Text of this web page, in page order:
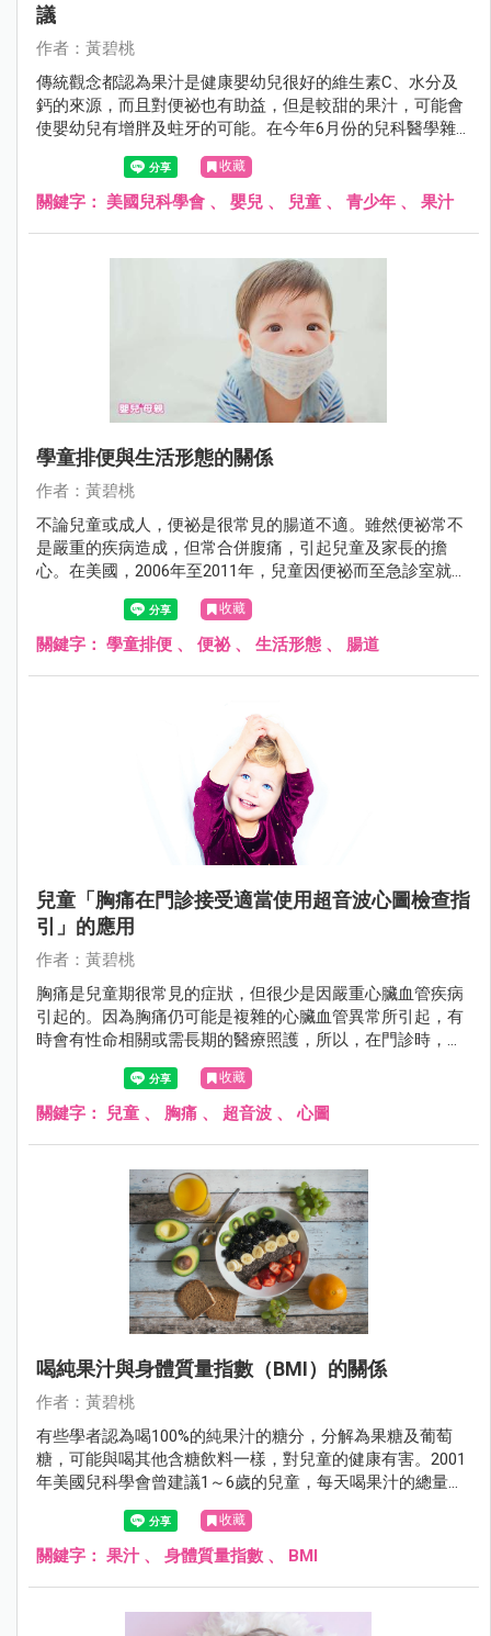
議
作者：黃碧桃
傳統觀念都認為果汁是健康嬰幼兒很好的維生素C、水分及
鈣的來源，而且對便祕也有助益，但是較甜的果汁，可能會
使嬰幼兒有增胖及蛀牙的可能。在今年6月份的兒科醫學雜
誌，美國兒科醫學會提出最新的建議。
收藏
關鍵字： 美國兒科學會 、 嬰兒 、 兒童 、 青少年 、 果汁
學童排便與生活形態的關係
作者：黃碧桃
不論兒童或成人，便祕是很常見的腸道不適。雖然便祕常不
是嚴重的疾病造成，但常合併腹痛，引起兒童及家長的擔
心。在美國，2006年至2011年，兒童因便祕而至急診室就醫
的人數增加了41.5%。約有25%的兒童，其便祕症狀會持續到
20歲。以前認為便祕的可能原因包括基因遺傳、心理壓力、
故意不願排便、纖維食物攝取不足、缺乏運動、較低的社經
收藏
關鍵字： 學童排便 、 便祕、 生活形態 、 腸道
兒童「胸痛在門診接受適當使用超音波心圖檢查指
引」的應用
作者：黃碧桃
胸痛是兒童期很常見的症狀，但很少是因嚴重心臟血管疾病
引起的。因為胸痛仍可能是複雜的心臟血管異常所引起，有
時會有性命相關或需長期的醫療照護，所以，在門診時，兒
童因胸痛來求診，醫師也會做許多檢查，包括心電圖，胸部
X光及超音波心圖等，以探查胸痛的原因。
收藏
關鍵字： 兒童 、 胸痛 、 超音波 、心圖
喝純果汁與身體質量指數（BMI）的關係
作者：黃碧桃
有些學者認為喝100%的純果汁的糖分，分解為果糖及葡萄
糖，可能與喝其他含糖飲料一樣，對兒童的健康有害。2001
年美國兒科學會曾建議1～6歲的兒童，每天喝果汁的總量上
限為120～180C.C.，7歲以上的兒童則為240～360C.C.。但實
際上，許多兒童每天喝的果汁量遠超過此建議量，是否會引
起兒童肥胖，影響健康，值得探討。
收藏
關鍵字： 果汁、 身體質量指數 、 BMI